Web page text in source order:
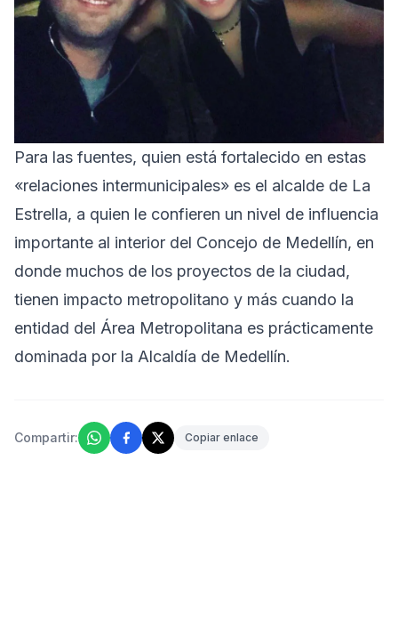
Para las fuentes, quien está fortalecido en estas
«relaciones intermunicipales» es el alcalde de La
Estrella, a quien le confieren un nivel de influencia
importante al interior del Concejo de Medellín, en
donde muchos de los proyectos de la ciudad,
tienen impacto metropolitano y más cuando la
entidad del Área Metropolitana es prácticamente
dominada por la Alcaldía de Medellín.
Compartir: Copiar enlace